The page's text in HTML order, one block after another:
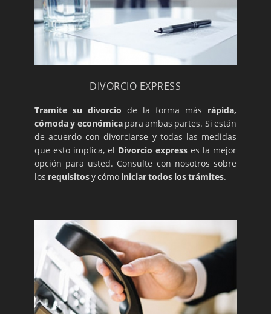
DIVORCIO EXPRESS
Tramite su divorcio de la forma más rápida,
cómoda y económicapara ambas partes. Si están
de acuerdo con divorciarse y todas las medidas
que esto implica, el Divorcio expresses la mejor
opción para usted. Consulte con nosotros sobre
los requisitosy cómo iniciar todos los trámites.